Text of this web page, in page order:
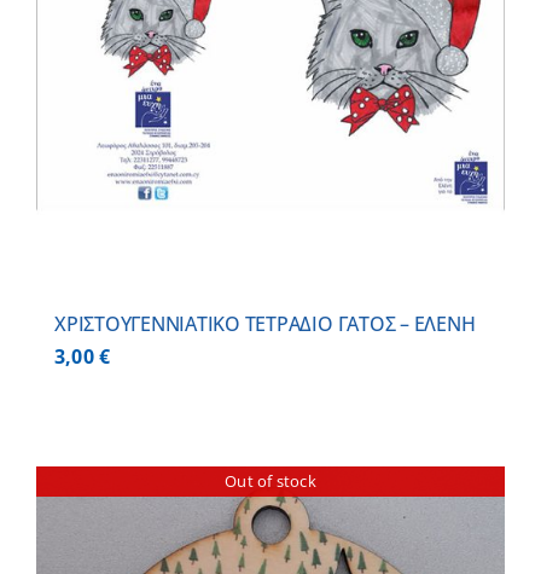
ΧΡΙΣΤΟΥΓΕΝΝΙΑΤΙΚΟ ΤΕΤΡΑΔΙΟ ΓΑΤΟΣ – ΕΛΕΝΗ
3,00€
Out of stock